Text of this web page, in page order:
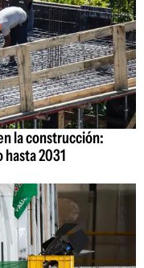
la construcción:
hasta 2031